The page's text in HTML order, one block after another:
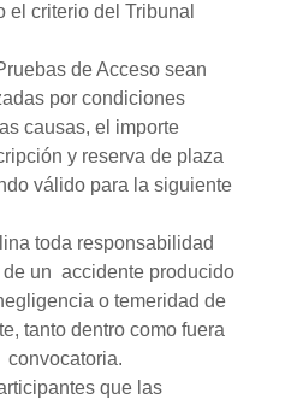
el criterio del Tribunal
de Acceso sean
por condiciones
causas, el importe
y reserva de plaza
válido para la siguiente
toda responsabilidad
un accidente producido
o temeridad de
tanto dentro como fuera
convocatoria.
que las